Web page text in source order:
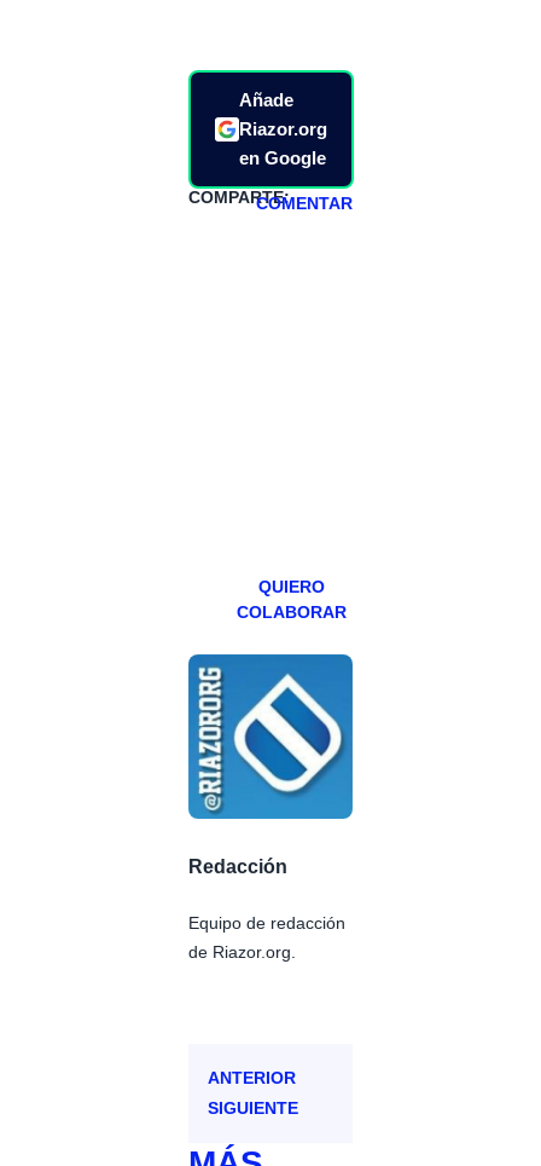
Añade
Riazor.org
en Google
COMPARTE:COMENTAR
QUIERO
COLABORAR
Redacción
Equipo de redacción
de Riazor.org.
ANTERIOR
SIGUIENTE